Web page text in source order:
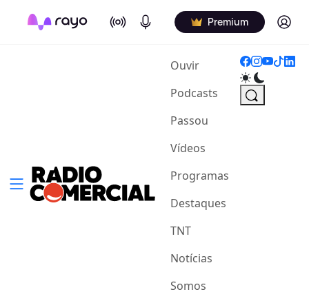
On Air Podcasts Premium Log in
Ouvir(current)
Podcasts
Passou
Vídeos
Programas
Destaques
TNT
Notícias
Somos